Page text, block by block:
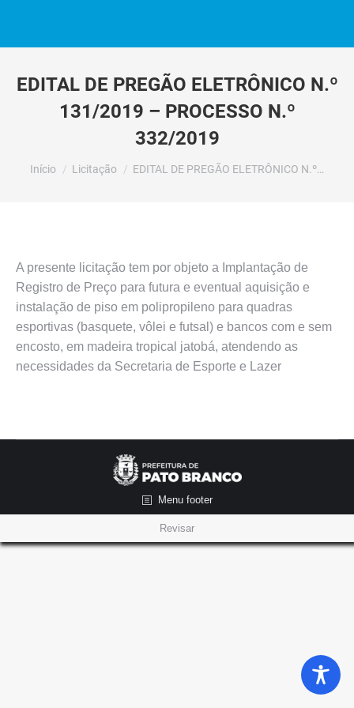
EDITAL DE PREGÃO ELETRÔNICO N.º
131/2019 – PROCESSO N.º
332/2019
Você está aqui:
Início Licitação EDITAL DE PREGÃO ELETRÔNICO N.º…
A presente licitação tem por objeto a Implantação de
Registro de Preço para futura e eventual aquisição e
instalação de piso em polipropileno para quadras
esportivas (basquete, vôlei e futsal) e bancos com e sem
encosto, em madeira tropical jatobá, atendendo as
necessidades da Secretaria de Esporte e Lazer
Menu footer
Revisar